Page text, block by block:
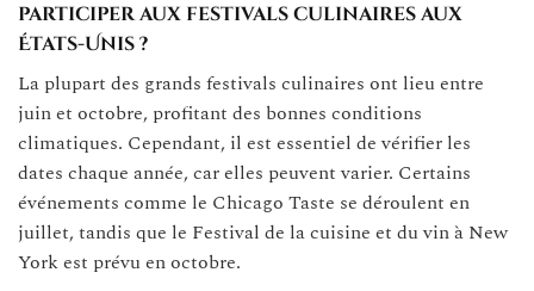
participer aux festivals culinaires aux
États-Unis ?
La plupart des grands festivals culinaires ont lieu entre
juin et octobre, profitant des bonnes conditions
climatiques. Cependant, il est essentiel de vérifier les
dates chaque année, car elles peuvent varier. Certains
événements comme le Chicago Taste se déroulent en
juillet, tandis que le Festival de la cuisine et du vin à New
York est prévu en octobre.